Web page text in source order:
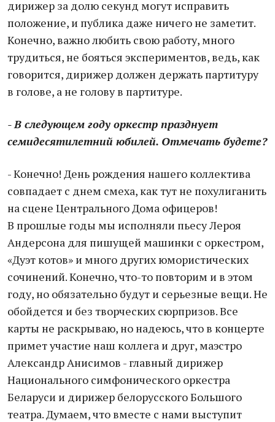
дирижер за долю секунд могут исправить
положение, и публика даже ничего не заметит.
Конечно, важно любить свою работу, много
трудиться, не бояться экспериментов, ведь, как
говорится, дирижер должен держать партитуру
в голове, а не голову в партитуре.
- В следующем году оркестр празднует
семидесятилетний юбилей. Отмечать будете?
- Конечно! День рождения нашего коллектива
совпадает с днем смеха, как тут не похулиганить
на сцене Центрального Дома офицеров!
В прошлые годы мы исполняли пьесу Лероя
Андерсона для пишущей машинки с оркестром,
«Дуэт котов» и много других юмористических
сочинений. Конечно, что-то повторим и в этом
году, но обязательно будут и серьезные вещи. Не
обойдется и без творческих сюрпризов. Все
карты не раскрываю, но надеюсь, что в концерте
примет участие наш коллега и друг, маэстро
Александр Анисимов - главный дирижер
Национального симфонического оркестра
Беларуси и дирижер белорусского Большого
театра. Думаем, что вместе с нами выступит